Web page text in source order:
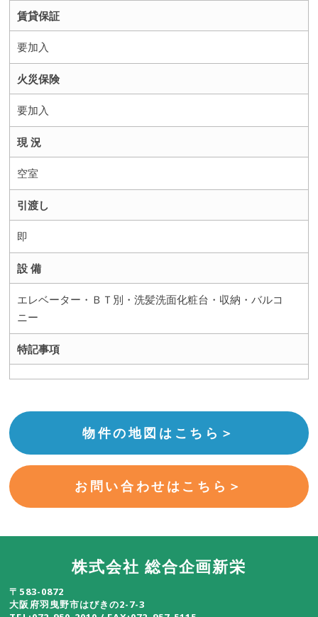
賃貸保証
要加入
火災保険
要加入
現 況
空室
引渡し
即
設 備
エレベーター・ＢＴ別・洗髪洗面化粧台・収納・バルコ
ニー
特記事項
物件の地図はこちら＞
お問い合わせはこちら＞
株式会社 総合企画新栄
〒583-0872
大阪府羽曳野市はびきの2-7-3